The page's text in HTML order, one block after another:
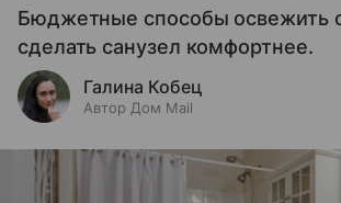
Бюджетные способы освежить
сделать санузел комфортнее.
Галина Кобец
Автор Дом Mail